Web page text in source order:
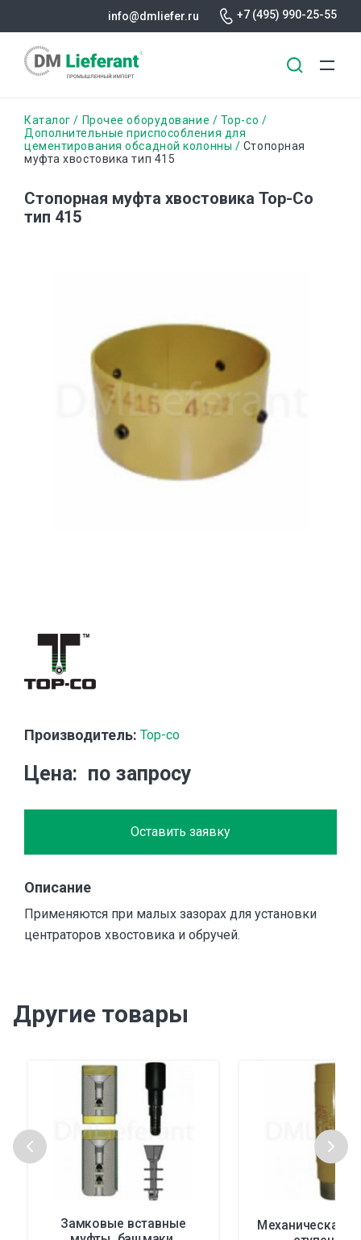
основному
содержанию
info@dmliefer.ru +7 (495) 990-25-55
Строка
навигации
Каталог Прочее оборудование
Top-co
Дополнительные приспособления для
цементирования обсадной колонны
Стопорная
муфта хвостовика тип 415
Стопорная муфта хвостовика Тор-Со
тип 415
Производитель: Top-co
Цена по запросу
Оставить заявку
Описание
Применяются при малых зазорах для установки
центраторов хвостовика и обручей.
Другие товары
Замковые вставные
Механическая